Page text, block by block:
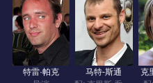
顿，他凭借表演天赋执行秘
伍德以及队员克里斯、莎拉
个军火交易商的隐匿处，发现
开罗的金字塔到巴拿马运河，
东亚某小国的主席宫发现进
特雷·帕克
马特-斯通
克